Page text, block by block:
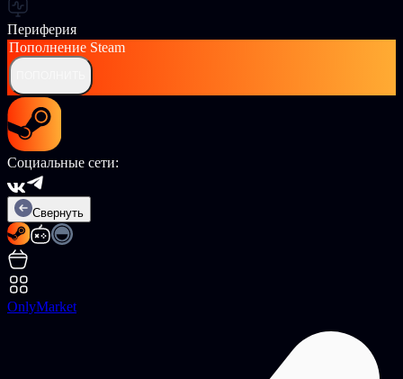
Периферия
Пополнение Steam
Социальные сети:
Свернуть
OnlyMarket